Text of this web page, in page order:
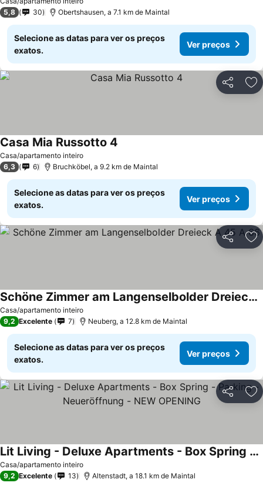
5,8
30 Obertshausen, a 7.1 km de Maintal
Selecione as datas para ver os preços
exatos.
Ver preços
Partilhar
Casa/apartamento inteiro
Casa Mia Russotto 4
6,3 6 Bruchköbel, a 9.2 km de Maintal
Selecione as datas para ver os preços
exatos.
Ver preços
Partilhar
Casa/apartamento inteiro
Schöne Zimmer am Langenselbolder Dreieck A 45 A 66
9,2 Excelente 7 Neuberg, a 12.8 km de Maintal
Selecione as datas para ver os preços
exatos.
Ver preços
Partilhar
Casa/apartamento inteiro
Lit Living - Deluxe Apartments - Box Spring - Parking - Neueröffnung - NEW OPENING
9,2 Excelente 13 Altenstadt, a 18.1 km de Maintal